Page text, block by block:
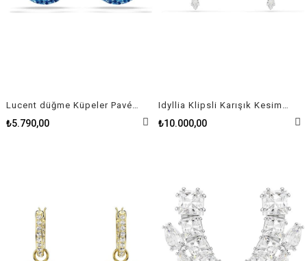
Lucent düğme Küpeler Pavé, Top, Mavi, Mavi yüzey
₺5.790,00
Idyllia Klipsli Karışık Kesimler, Yarım Kar Tanesi, Beyaz, Rodyum kaplama Küpe
₺10.000,00